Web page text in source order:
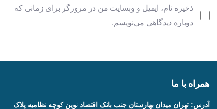
ذخیره نام، ایمیل و وبسایت من در مرورگر برای زمانی که
دوباره دیدگاهی می‌نویسم.
همراه با ما
آدرس: تهران میدان بهارستان جنب بانک اقتصاد نوین کوچه نظامیه پلاک